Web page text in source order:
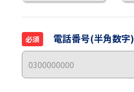
必須 電話番号(半角数字)